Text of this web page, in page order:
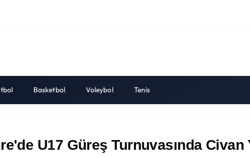
Basketbol Voleybol Tenis
U17 Güreş Turnuvasında